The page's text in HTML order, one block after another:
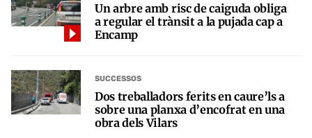
Un arbre amb risc de caiguda obliga
a regular el trànsit a la pujada cap a
Encamp
SUCCESSOS
Dos treballadors ferits en caure’ls a
sobre una planxa d’encofrat en una
obra dels Vilars